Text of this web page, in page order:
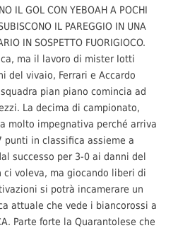
IL GOL CON YEBOAH A POCHI
IL PAREGGIO IN UNA
IN SOSPETTO FUORIGIOCO.
ma il lavoro di mister Iotti
del vivaio, Ferrari e Accardo
pian piano comincia ad
La decima di campionato,
molto impegnativa perché arriva
punti in classifica assieme a
successo per 3-0 ai danni del
ci voleva, ma giocando liberi di
si potrà incamerare un
attuale che vede i biancorossi a
Parte forte la Quarantolese che